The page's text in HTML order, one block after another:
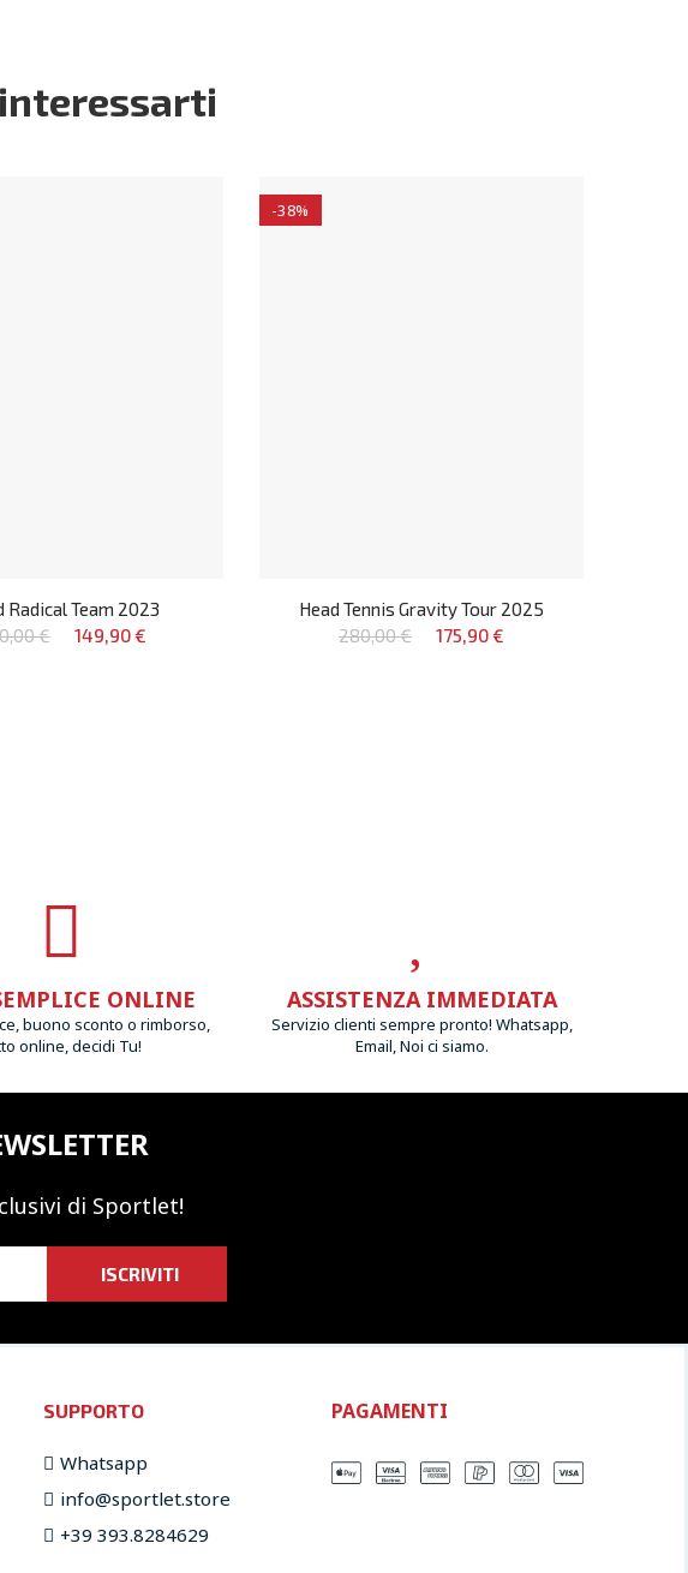
Radical Team 2023
€
149,90 €
-38%
Head Tennis Gravity Tour 2025
280,00 €
175,90 €
ONLINE
buono sconto o rimborso,
online, decidi Tu!
ASSISTENZA IMMEDIATA
Servizio clienti sempre pronto! Whatsapp,
Email, Noi ci siamo.
di Sportlet!
ISCRIVITI
SUPPORTO
Whatsapp
info@sportlet.store​
+39 393.8284629
PAGAMENTI